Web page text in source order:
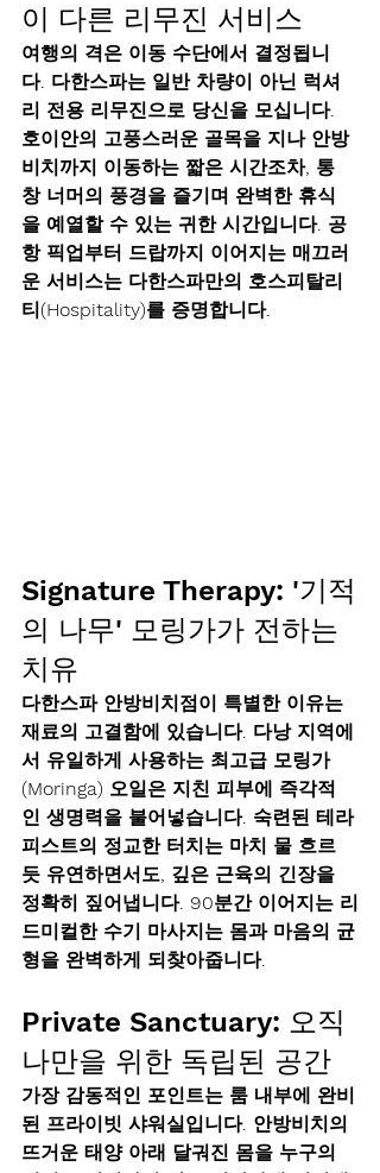
이 다른 리무진 서비스
여행의 격은 이동 수단에서 결정됩니
다. 다한스파는 일반 차량이 아닌 럭셔
리 전용 리무진으로 당신을 모십니다.
호이안의 고풍스러운 골목을 지나 안방
비치까지 이동하는 짧은 시간조차, 통
창 너머의 풍경을 즐기며 완벽한 휴식
을 예열할 수 있는 귀한 시간입니다. 공
항 픽업부터 드랍까지 이어지는 매끄러
운 서비스는 다한스파만의 호스피탈리
티(Hospitality)를 증명합니다.
Signature Therapy: '기적
의 나무' 모링가가 전하는
치유
다한스파 안방비치점이 특별한 이유는
재료의 고결함에 있습니다. 다낭 지역에
서 유일하게 사용하는 최고급 모링가
(Moringa) 오일은 지친 피부에 즉각적
인 생명력을 불어넣습니다. 숙련된 테라
피스트의 정교한 터치는 마치 물 흐르
듯 유연하면서도, 깊은 근육의 긴장을
정확히 짚어냅니다. 90분간 이어지는 리
드미컬한 수기 마사지는 몸과 마음의 균
형을 완벽하게 되찾아줍니다.
Private Sanctuary: 오직
나만을 위한 독립된 공간
가장 감동적인 포인트는 룸 내부에 완비
된 프라이빗 샤워실입니다. 안방비치의
뜨거운 태양 아래 달궈진 몸을 누구의